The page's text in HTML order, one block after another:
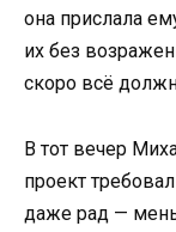
она прислала
их без
скоро всё
В тот вечер
проект
даже рад —